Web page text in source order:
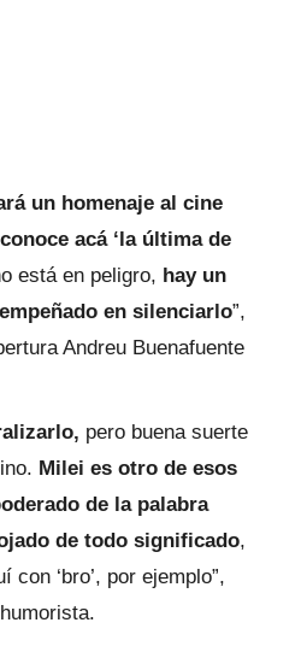
un homenaje al cine
acá ‘la última de
está en peligro, hay un
en silenciarlo”,
Andreu Buenafuente
pero buena suerte
Milei es otro de esos
de la palabra
de todo significado,
con ‘bro’, por ejemplo”,